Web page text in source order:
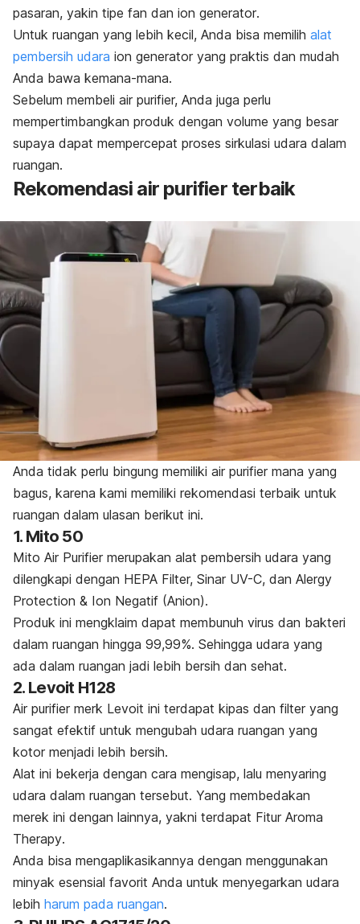
pasaran, yakin tipe fan dan ion generator.
Untuk ruangan yang lebih kecil, Anda bisa memilih alat
pembersih udara ion generator yang praktis dan mudah
Anda bawa kemana-mana.
Sebelum membeli air purifier, Anda juga perlu
mempertimbangkan produk dengan volume yang besar
supaya dapat mempercepat proses sirkulasi udara dalam
ruangan.
Rekomendasi air purifierterbaik
Anda tidak perlu bingung memiliki air purifier mana yang
bagus, karena kami memiliki rekomendasi terbaik untuk
ruangan dalam ulasan berikut ini.
1. Mito 50
Mito Air Purifier merupakan alat pembersih udara yang
dilengkapi dengan HEPA Filter, Sinar UV-C, dan Alergy
Protection & Ion Negatif (Anion).
Produk ini mengklaim dapat membunuh virus dan bakteri
dalam ruangan hingga 99,99%. Sehingga udara yang
ada dalam ruangan jadi lebih bersih dan sehat.
2. Levoit H128
Air purifier merk Levoit ini terdapat kipas dan filter yang
sangat efektif untuk mengubah udara ruangan yang
kotor menjadi lebih bersih.
Alat ini bekerja dengan cara mengisap, lalu menyaring
udara dalam ruangan tersebut. Yang membedakan
merek ini dengan lainnya, yakni terdapat Fitur Aroma
Therapy.
Anda bisa mengaplikasikannya dengan menggunakan
minyak esensial favorit Anda untuk menyegarkan udara
lebih harum pada ruangan.